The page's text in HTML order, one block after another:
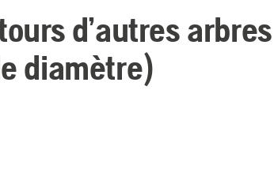
d’autres arbres
diamètre)